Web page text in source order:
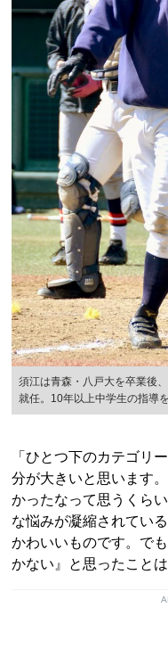
須江は青森・八戸大を卒業後
就任。10年以上中学生の指
「ひとつ下のカテゴリ
分が大きいと思います
かったなって思うくら
な悩みが凝縮されてい
かわいいものです。で
かない』と思ったこと